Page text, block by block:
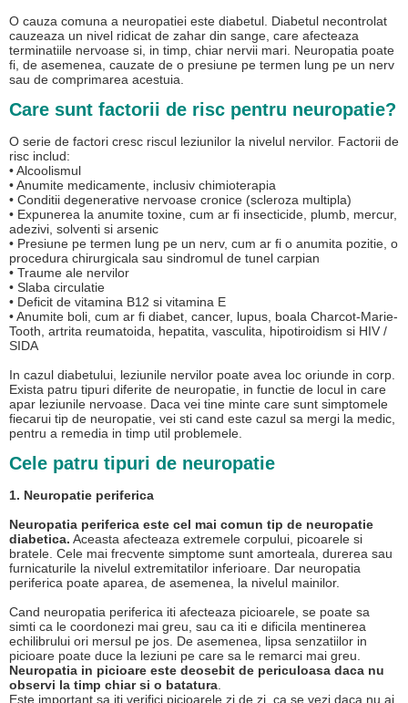
O cauza comuna a neuropatiei este diabetul. Diabetul necontrolat
cauzeaza un nivel ridicat de zahar din sange, care afecteaza
terminatiile nervoase si, in timp, chiar nervii mari. Neuropatia poate
fi, de asemenea, cauzate de o presiune pe termen lung pe un nerv
sau de comprimarea acestuia.
Care sunt factorii de risc pentru neuropatie?
O serie de factori cresc riscul leziunilor la nivelul nervilor. Factorii de
risc includ:
• Alcoolismul
• Anumite medicamente, inclusiv chimioterapia
• Conditii degenerative nervoase cronice (scleroza multipla)
• Expunerea la anumite toxine, cum ar fi insecticide, plumb, mercur,
adezivi, solventi si arsenic
• Presiune pe termen lung pe un nerv, cum ar fi o anumita pozitie, o
procedura chirurgicala sau sindromul de tunel carpian
• Traume ale nervilor
• Slaba circulatie
• Deficit de vitamina B12 si vitamina E
• Anumite boli, cum ar fi diabet, cancer, lupus, boala Charcot-Marie-
Tooth, artrita reumatoida, hepatita, vasculita, hipotiroidism si HIV /
SIDA
In cazul diabetului, leziunile nervilor poate avea loc oriunde in corp.
Exista patru tipuri diferite de neuropatie, in functie de locul in care
apar leziunile nervoase. Daca vei tine minte care sunt simptomele
fiecarui tip de neuropatie, vei sti cand este cazul sa mergi la medic,
pentru a remedia in timp util problemele.
Cele patru tipuri de neuropatie
1. Neuropatie periferica
Neuropatia periferica este cel mai comun tip de neuropatie
diabetica. Aceasta afecteaza extremele corpului, picoarele si
bratele. Cele mai frecvente simptome sunt amorteala, durerea sau
furnicaturile la nivelul extremitatilor inferioare. Dar neuropatia
periferica poate aparea, de asemenea, la nivelul mainilor.
Cand neuropatia periferica iti afecteaza picioarele, se poate sa
simti ca le coordonezi mai greu, sau ca iti e dificila mentinerea
echilibrului ori mersul pe jos. De asemenea, lipsa senzatiilor in
picioare poate duce la leziuni pe care sa le remarci mai greu.
Neuropatia in picioare este deosebit de periculoasa daca nu
observi la timp chiar si o batatura
Este important sa iti verifici picioarele zi de zi, ca se vezi daca nu ai